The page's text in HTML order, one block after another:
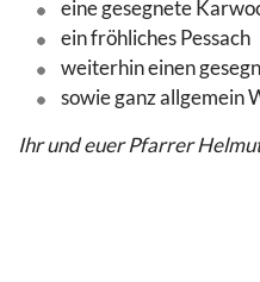
eine gesegnete
ein fröhliches Pessach
weiterhin einen
sowie ganz allgemein
Ihr und euer Pfarrer